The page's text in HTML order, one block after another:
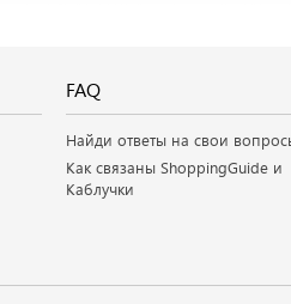
FAQ
Найди ответы на свои
Как связаны ShoppingGuide и
Каблучки